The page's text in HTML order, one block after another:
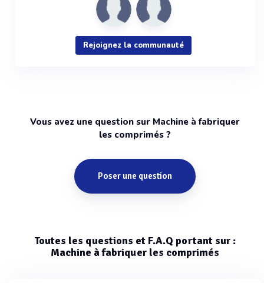
Rejoignez la communauté
Vous avez une question sur Machine à fabriquer
les comprimés ?
Poser une question
Toutes les questions et F.A.Q portant sur :
Machine à fabriquer les comprimés